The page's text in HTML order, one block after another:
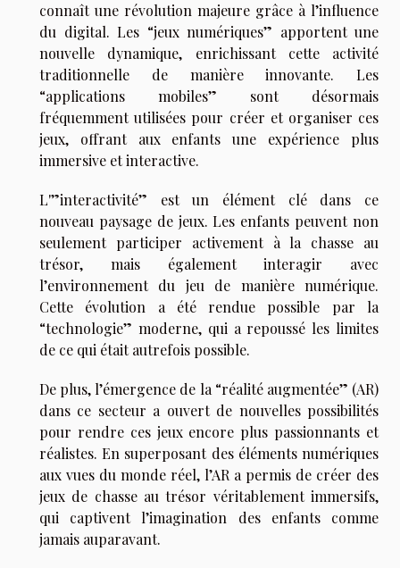
connaît une révolution majeure grâce à l’influence
du digital. Les “jeux numériques” apportent une
nouvelle dynamique, enrichissant cette activité
traditionnelle de manière innovante. Les
“applications mobiles” sont désormais
fréquemment utilisées pour créer et organiser ces
jeux, offrant aux enfants une expérience plus
immersive et interactive.
L'”interactivité” est un élément clé dans ce
nouveau paysage de jeux. Les enfants peuvent non
seulement participer activement à la chasse au
trésor, mais également interagir avec
l’environnement du jeu de manière numérique.
Cette évolution a été rendue possible par la
“technologie” moderne, qui a repoussé les limites
de ce qui était autrefois possible.
De plus, l’émergence de la “réalité augmentée” (AR)
dans ce secteur a ouvert de nouvelles possibilités
pour rendre ces jeux encore plus passionnants et
réalistes. En superposant des éléments numériques
aux vues du monde réel, l’AR a permis de créer des
jeux de chasse au trésor véritablement immersifs,
qui captivent l’imagination des enfants comme
jamais auparavant.